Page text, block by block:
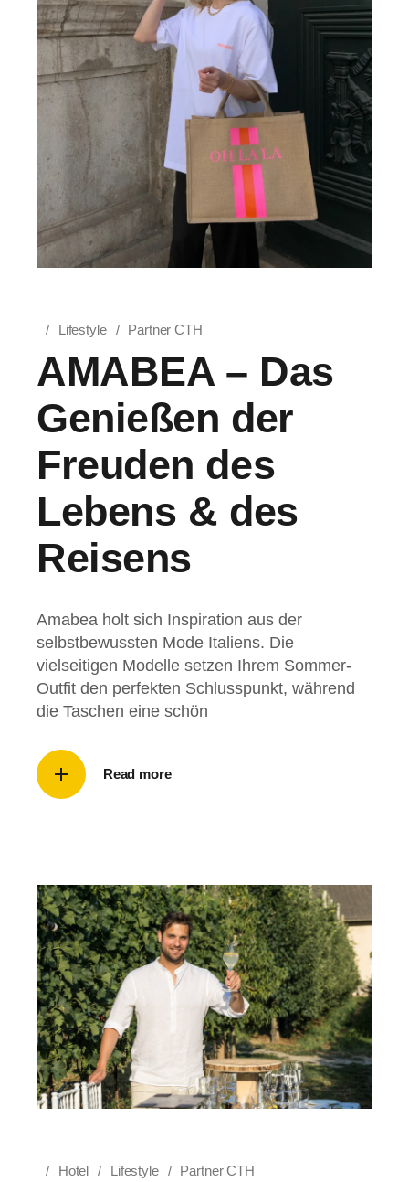
Lifestyle Partner CTH
AMABEA – Das
Genießen der
Freuden des
Lebens & des
Reisens
Amabea holt sich Inspiration aus der
selbstbewussten Mode Italiens. Die
vielseitigen Modelle setzen Ihrem Sommer-
Outfit den perfekten Schlusspunkt, während
die Taschen eine schön
Read more
Hotel Lifestyle Partner CTH